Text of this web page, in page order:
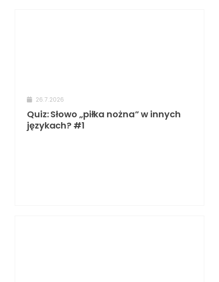
26.7.2026
Quiz: Słowo „piłka nożna” w innych
językach? #1